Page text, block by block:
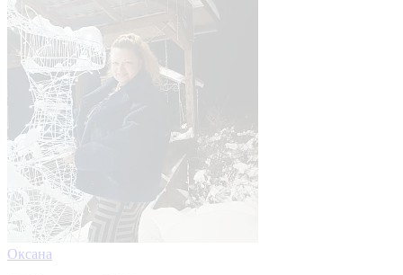
Оксана